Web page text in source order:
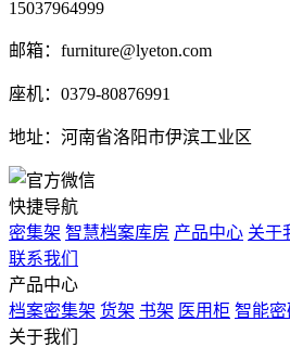
15037964999
邮箱：furniture@lyeton.com
座机：0379-80876991
地址：河南省洛阳市伊滨工业区
快捷导航
密集架 智慧档案库房 产品中心 关于
联系我们
产品中心
档案密集架 货架 书架 医用柜 智能密
关于我们